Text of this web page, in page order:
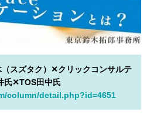
スズタク）✕クリックコンサルテ
氏✕TOS田中氏
column/detail.php?id=4651